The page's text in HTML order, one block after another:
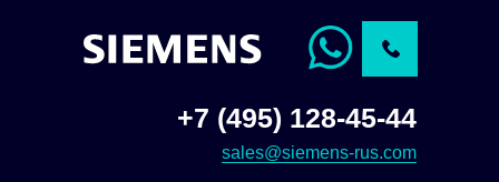
+7 (495) 128-45-44
sales@siemens-rus.com